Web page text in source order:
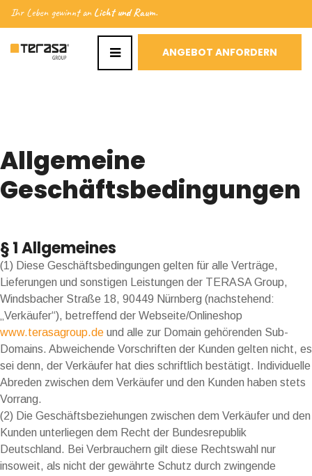
Ihr Leben gewinnt an Licht und Raum.
ANGEBOT ANFORDERN
Allgemeine
Geschäftsbedingungen
§ 1 Allgemeines
(1) Diese Geschäftsbedingungen gelten für alle Verträge,
Lieferungen und sonstigen Leistungen der TERASA Group,
Windsbacher Straße 18, 90449 Nürnberg (nachstehend:
„Verkäufer“), betreffend der Webseite/Onlineshop
www.terasagroup.de und alle zur Domain gehörenden Sub-
Domains. Abweichende Vorschriften der Kunden gelten nicht, es
sei denn, der Verkäufer hat dies schriftlich bestätigt. Individuelle
Abreden zwischen dem Verkäufer und den Kunden haben stets
Vorrang.
(2) Die Geschäftsbeziehungen zwischen dem Verkäufer und den
Kunden unterliegen dem Recht der Bundesrepublik
Deutschland. Bei Verbrauchern gilt diese Rechtswahl nur
insoweit, als nicht der gewährte Schutz durch zwingende